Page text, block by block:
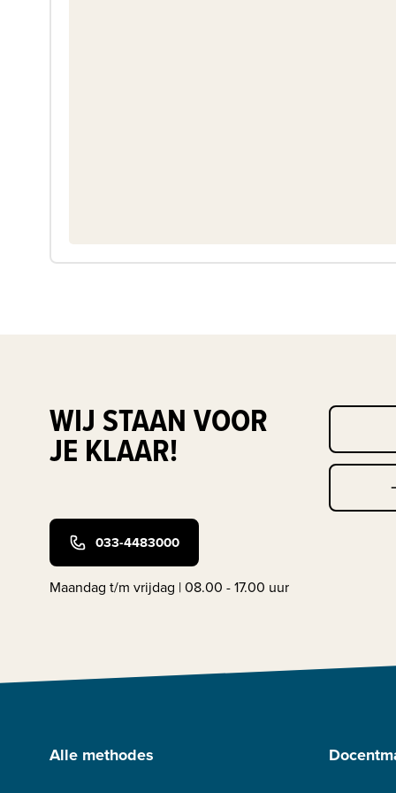
WIJ STAAN VOOR
JE KLAAR!
033-4483000
Maandag t/m vrijdag | 08.00 - 17.00 uur
Alle methodes